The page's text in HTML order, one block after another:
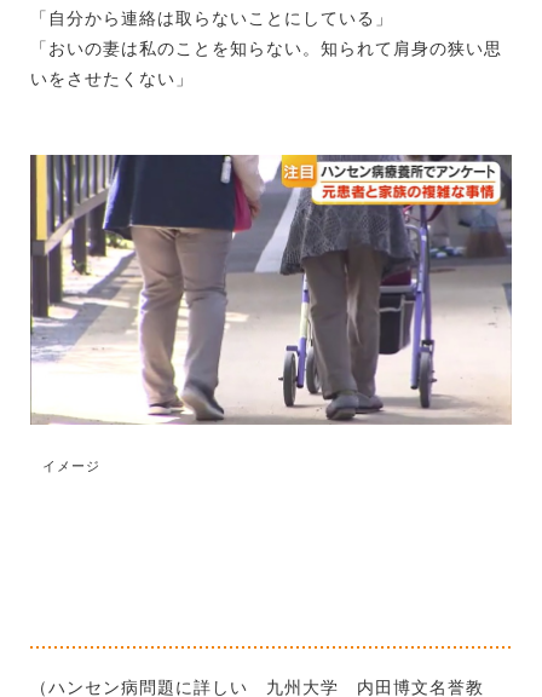
「自分から連絡は取らないことにしている」
「おいの妻は私のことを知らない。知られて肩身の狭い思
いをさせたくない」
イメージ
（ハンセン病問題に詳しい 九州大学 内田博文名誉教